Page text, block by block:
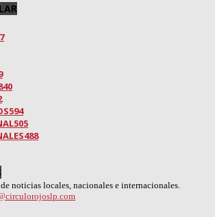
594
505
488
noticias locales, nacionales e internacionales.